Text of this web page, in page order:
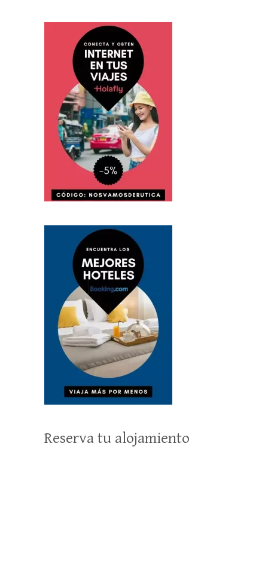
Reserva tu alojamiento